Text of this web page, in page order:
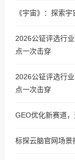
《宇宙》：探索
2026公钲评选行
点一次击穿
2026公钲评选行
点一次击穿
GEO优化新赛道
标探云脑官网场景